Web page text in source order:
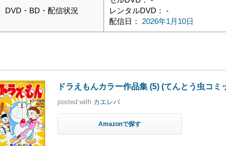
DVD・BD・配信状況
レンタルDVD： -
配信日： 2026年1月10日
ドラえもんカラー作品集 (5) (てんとう虫コミ
posted with カエレバ
Amazon